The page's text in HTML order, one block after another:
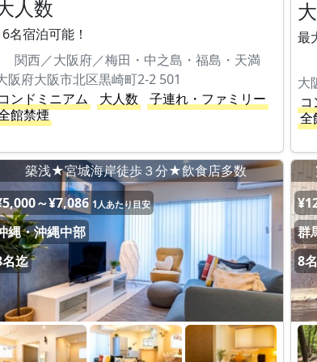
人数
名宿泊可能！
関西／大阪府／梅田・中之島・福島・天満
阪府大阪市北区黒崎町2-2 501
コンドミニアム
大人数
子連れ・ファミリー
館禁煙
最
大
全
築浅★宮城海岸徒歩３分★飲食店多数
～¥7,086 1人あたり目安
縄・沖縄中部
迄
群
8